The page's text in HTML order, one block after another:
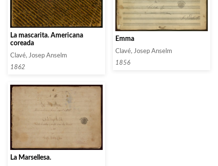
La mascarita. Americana
coreada
Clavé, Josep Anselm
1862
Emma
Clavé, Josep Anselm
1856
La Marsellesa.